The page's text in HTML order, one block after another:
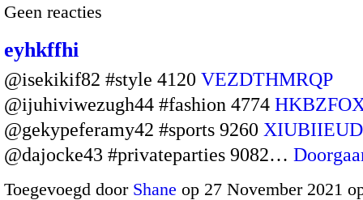
Geen reacties
eyhkffhi
@isekikif82 #style 4120 VEZDTHMRQP
@ijuhiviwezugh44 #fashion 4774
@gekypeferamy42 #sports 9260
@dajocke43 #privateparties 9082…
Toegevoegd door Shane op 27 November 2021